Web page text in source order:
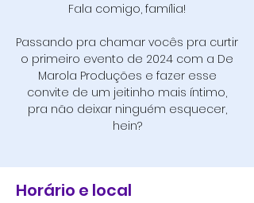
Fala comigo, família!
Passando pra chamar vocês pra curtir
o primeiro evento de 2024 com a De
Marola Produções e fazer esse
convite de um jeitinho mais íntimo,
pra não deixar ninguém esquecer,
hein?
Horário e local